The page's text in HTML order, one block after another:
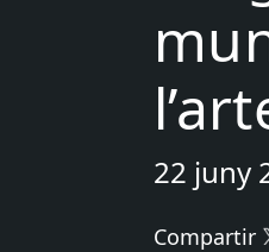
22 juny
Compartir